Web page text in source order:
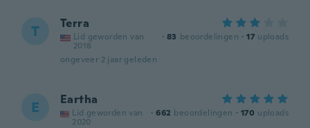
T Terra
Lid geworden van
2018
· 83 beoordelingen · 17 uploads
ongeveer 2 jaar geleden
E Eartha
Lid geworden van
2020
· 662 beoordelingen · 170 uploads